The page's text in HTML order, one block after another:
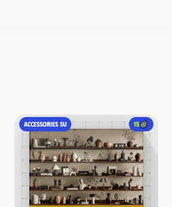
ACCESSORIES SU 15